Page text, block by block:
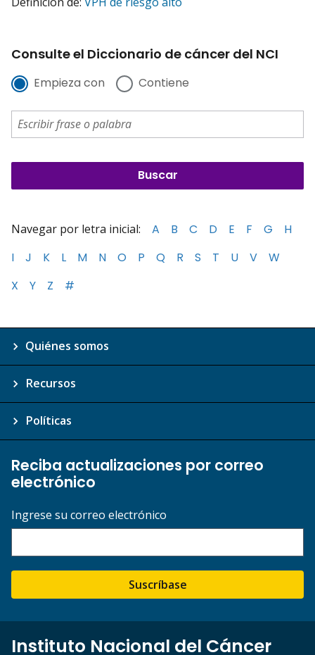
Consulte el Diccionario de cáncer del NCI
Empieza con Contiene
Navegar por letra inicial: A B C D E F G
H
I
J K L M N O P Q R S T U V
W
X
Y Z #
Quiénes somos
Recursos
Políticas
Reciba actualizaciones por correo
electrónico
Ingrese su correo electrónico
Suscríbase
Instituto Nacional del Cáncer